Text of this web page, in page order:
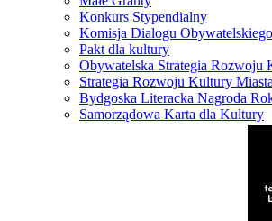
Konkurs Stypendialny
Komisja Dialogu
Pakt dla kultury
Obywatelska Strategia Rozwoju
Strategia Rozwoju Kultury
Bydgoska Literacka Nagroda
Samorządowa Karta dla Kultury